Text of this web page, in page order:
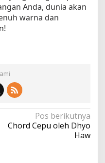
Anda, dunia akan
warna dan
Pos berikutnya
Chord Cepu oleh Dhyo
Haw